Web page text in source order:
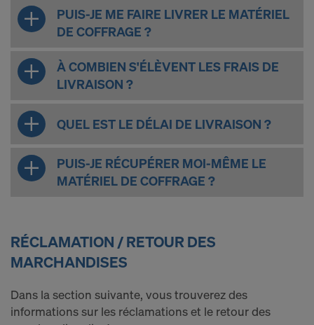
PUIS-JE ME FAIRE LIVRER LE MATÉRIEL
DE COFFRAGE ?
À COMBIEN S'ÉLÈVENT LES FRAIS DE
LIVRAISON ?
QUEL EST LE DÉLAI DE LIVRAISON ?
PUIS-JE RÉCUPÉRER MOI-MÊME LE
MATÉRIEL DE COFFRAGE ?
RÉCLAMATION / RETOUR DES
MARCHANDISES
Dans la section suivante, vous trouverez des
informations sur les réclamations et le retour des